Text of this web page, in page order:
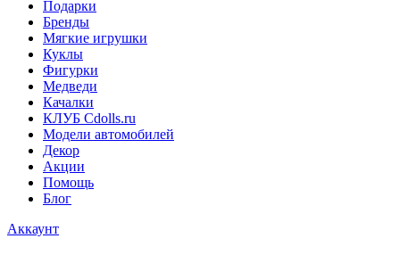
Подарки
Бренды
Мягкие игрушки
Куклы
Фигурки
Медведи
Качалки
КЛУБ Cdolls.ru
Модели автомобилей
Декор
Акции
Помощь
Блог
Аккаунт